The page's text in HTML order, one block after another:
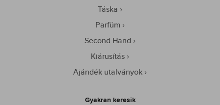
Táska
Parfüm
Second Hand
Kiárusítás
Ajándék utalványok
Gyakran keresik